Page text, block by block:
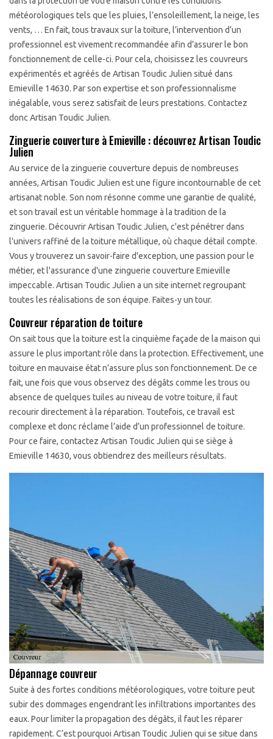
météorologiques tels que les pluies, l’ensoleillement, la neige, les
vents, … En fait, tous travaux sur la toiture, l’intervention d’un
professionnel est vivement recommandée afin d’assurer le bon
fonctionnement de celle-ci. Pour cela, choisissez les couvreurs
expérimentés et agréés de Artisan Toudic Julien situé dans
Emieville 14630. Par son expertise et son professionnalisme
inégalable, vous serez satisfait de leurs prestations. Contactez
donc Artisan Toudic Julien.
Zinguerie couverture à Emieville : découvrez Artisan Toudic
Julien
Au service de la zinguerie couverture depuis de nombreuses
années, Artisan Toudic Julien est une figure incontournable de cet
artisanat noble. Son nom résonne comme une garantie de qualité,
et son travail est un véritable hommage à la tradition de la
zinguerie. Découvrir Artisan Toudic Julien, c'est pénétrer dans
l'univers raffiné de la toiture métallique, où chaque détail compte.
Vous y trouverez un savoir-faire d'exception, une passion pour le
métier, et l'assurance d'une zinguerie couverture Emieville
impeccable. Artisan Toudic Julien a un site internet regroupant
toutes les réalisations de son équipe. Faites-y un tour.
Couvreur réparation de toiture
On sait tous que la toiture est la cinquième façade de la maison qui
assure le plus important rôle dans la protection. Effectivement, une
toiture en mauvaise état n’assure plus son fonctionnement. De ce
fait, une fois que vous observez des dégâts comme les trous ou
absence de quelques tuiles au niveau de votre toiture, il faut
recourir directement à la réparation. Toutefois, ce travail est
complexe et donc réclame l’aide d’un professionnel de toiture.
Pour ce faire, contactez Artisan Toudic Julien qui se siège à
Emieville 14630, vous obtiendrez des meilleurs résultats.
Dépannage couvreur
Suite à des fortes conditions météorologiques, votre toiture peut
subir des dommages engendrant les infiltrations importantes des
eaux. Pour limiter la propagation des dégâts, il faut les réparer
rapidement. C’est pourquoi Artisan Toudic Julien qui se situe dans